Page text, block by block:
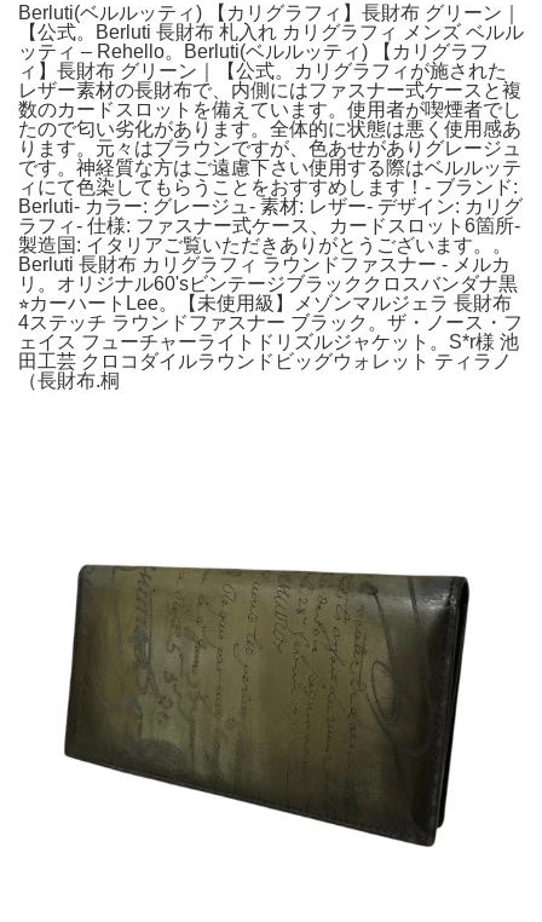
Berluti(ベルルッティ) 【カリグラフィ】長財布 グリーン｜
【公式。Berluti 長財布 札入れ カリグラフィ メンズ ベルル
ッティ – Rehello。Berluti(ベルルッティ) 【カリグラフ
ィ】長財布 グリーン｜【公式。カリグラフィが施された
レザー素材の長財布で、内側にはファスナー式ケースと複
数のカードスロットを備えています。使用者が喫煙者でし
たので匂い劣化があります。全体的に状態は悪く使用感あ
ります。元々はブラウンですが、色あせがありグレージュ
です。神経質な方はご遠慮下さい使用する際はベルルッテ
ィにて色染してもらうことをおすすめします！- ブランド:
Berluti- カラー: グレージュ- 素材: レザー- デザイン: カリグ
ラフィ- 仕様: ファスナー式ケース、カードスロット6箇所-
製造国: イタリアご覧いただきありがとうございます。。
Berluti 長財布 カリグラフィ ラウンドファスナー - メルカ
リ。オリジナル60'sビンテージブラッククロスバンダナ黒
⭐︎カーハートLee。【未使用級】メゾンマルジェラ 長財布
4ステッチ ラウンドファスナー ブラック。ザ・ノース・フ
ェイス フューチャーライトドリズルジャケット。S*r様 池
田工芸 クロコダイルラウンドビッグウォレット ティラノ
（長財布.桐